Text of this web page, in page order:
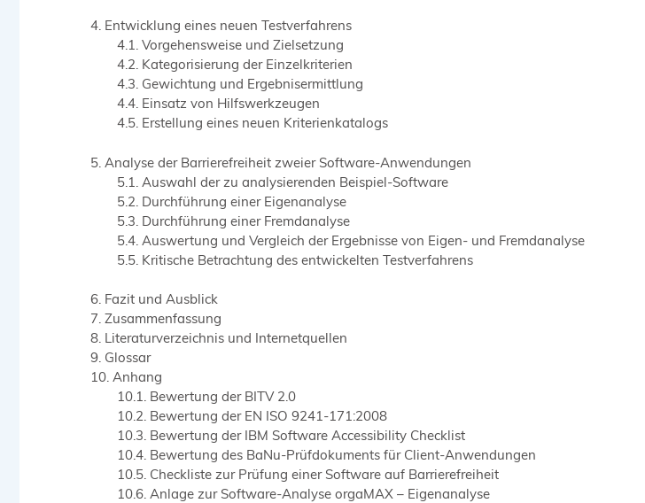
Entwicklung eines neuen Testverfahrens
Vorgehensweise und Zielsetzung
Kategorisierung der Einzelkriterien
Gewichtung und Ergebnisermittlung
Einsatz von Hilfswerkzeugen
Erstellung eines neuen Kriterienkatalogs
Analyse der Barrierefreiheit zweier Software-Anwendungen
Auswahl der zu analysierenden Beispiel-Software
Durchführung einer Eigenanalyse
Durchführung einer Fremdanalyse
Auswertung und Vergleich der Ergebnisse von Eigen- und Fremdanalyse
Kritische Betrachtung des entwickelten Testverfahrens
Fazit und Ausblick
Zusammenfassung
Literaturverzeichnis und Internetquellen
Glossar
Anhang
Bewertung der BITV 2.0
Bewertung der EN ISO 9241-171:2008
Bewertung der IBM Software Accessibility Checklist
Bewertung des BaNu-Prüfdokuments für Client-Anwendungen
Checkliste zur Prüfung einer Software auf Barrierefreiheit
Anlage zur Software-Analyse orgaMAX – Eigenanalyse